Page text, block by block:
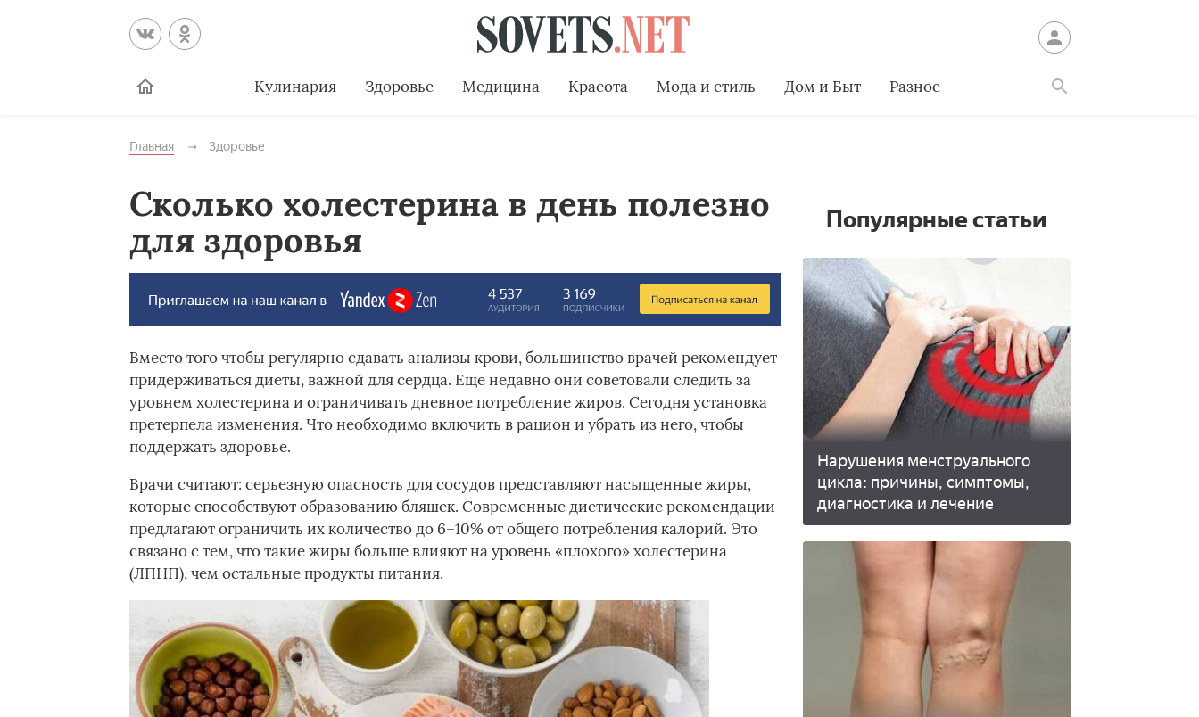
Кулинария Здоровье Медицина Красота Мода и стиль Дом и Быт Разное
Главная Здоровье
Сколько холестерина в день полезно
для здоровья
Вместо того чтобы регулярно сдавать анализы крови, большинство врачей рекомендует
придерживаться диеты, важной для сердца. Еще недавно они советовали следить за
уровнем холестерина и ограничивать дневное потребление жиров. Сегодня установка
претерпела изменения. Что необходимо включить в рацион и убрать из него, чтобы
поддержать здоровье.
Врачи считают: серьезную опасность для сосудов представляют насыщенные жиры,
которые способствуют образованию бляшек. Современные диетические рекомендации
предлагают ограничить их количество до 6–10% от общего потребления калорий. Это
связано с тем, что такие жиры больше влияют на уровень «плохого» холестерина
(ЛПНП), чем остальные продукты питания.
Популярные статьи
Нарушения менструального
цикла: причины, симптомы,
диагностика и лечение